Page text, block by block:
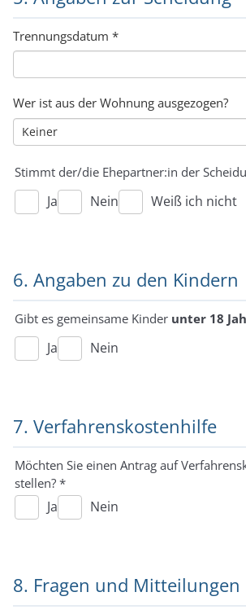
Trennungsdatum *
Wer ist aus der Wohnung ausgezogen?
Stimmt der/die Ehepartner:in der
Ja Nein Weiß ich nicht
6. Angaben zu den Kindern
Gibt es gemeinsame Kinder unter 18
Ja Nein
7. Verfahrenskostenhilfe
Möchten Sie einen Antrag auf
stellen? *
Ja Nein
8. Fragen und Mitteilungen